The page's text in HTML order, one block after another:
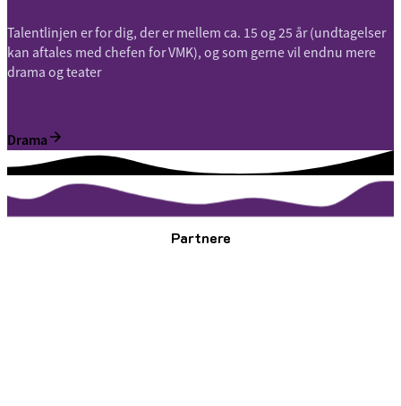
Talentlinjen er for dig, der er mellem ca. 15 og 25 år (undtagelser
kan aftales med chefen for VMK), og som gerne vil endnu mere
drama og teater
Drama
Partnere